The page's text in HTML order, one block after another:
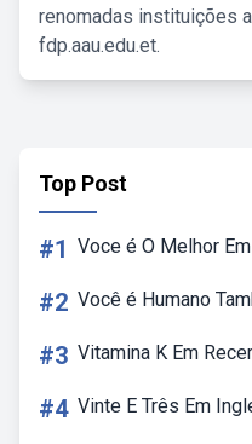
renomadas instituições
fdp.aau.edu.et.
Top Post
#1 Voce é O Melhor
#2 Você é Humano
#3 Vitamina K Em
#4 Vinte E Três Em